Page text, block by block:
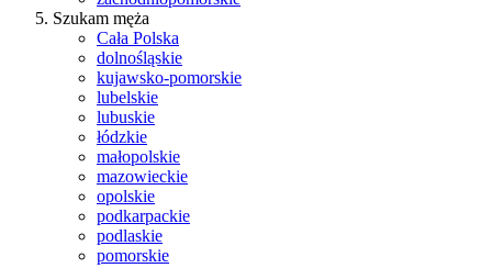
Szukam męża
Cała Polska
dolnośląskie
kujawsko-pomorskie
lubelskie
lubuskie
łódzkie
małopolskie
mazowieckie
opolskie
podkarpackie
podlaskie
pomorskie